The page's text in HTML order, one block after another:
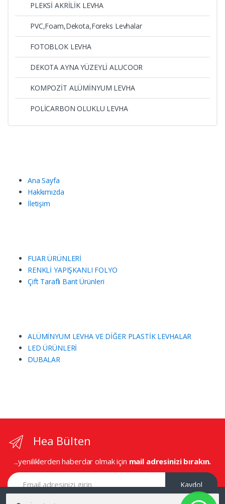
PLEKSİ AKRİLİK LEVHA
PVC,Foam,Dekota,Foreks Levhalar
FOTOBLOK LEVHA
DEKOTA AYNA YÜZEYLİ ALUCOOR
KOMPOZİT ALÜMİNYUM LEVHA
POLİCARBON OLUKLU LEVHA
Ana Sayfa
Hakkımızda
İletişim
FUAR ÜRÜNLERİ
RENKLİ YAPIŞKANLI FOLYO
Çift Taraflı Bant Ürünleri
ALÜMİNYUM LEVHA VE DİĞER PLASTİK LEVHALAR
LED ÜRÜNLERİ
DUBALAR
Hea Bülten
...yeniliklerden haberdar olmak için mail adresinizi bırakın.
Kaydol
Ara: